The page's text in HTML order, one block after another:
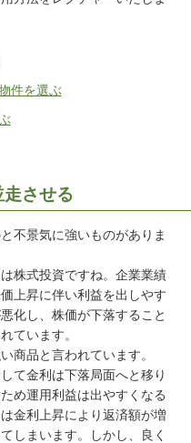
件を選ぶ
走させる
不景気に強いものがありま
株式投資ですね。企業業績
上昇に伴い利益を出しやす
化し、株価が下落すること
ています。
商品と言われています。
て金利は下落局面へと移り
め運用利益は出やすくなる
金利上昇により返済額が増
しまいます。しかし、良く